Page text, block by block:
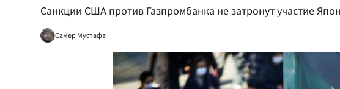
Санкции США против Газпромбанка не затронут участие
Самер Мустафа